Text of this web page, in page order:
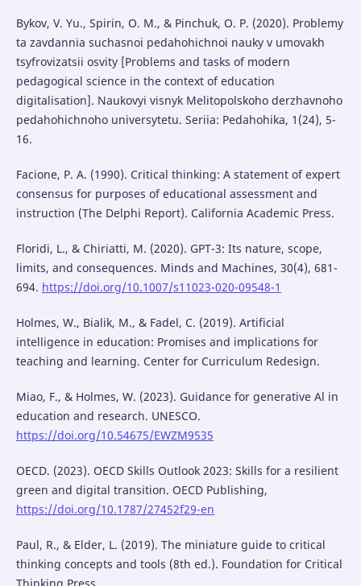
Bykov, V. Yu., Spirin, O. M., & Pinchuk, O. P. (2020). Problemy
ta zavdannia suchasnoi pedahohichnoi nauky v umovakh
tsyfrovizatsii osvity [Problems and tasks of modern
pedagogical science in the context of education
digitalisation]. Naukovyi visnyk Melitopolskoho derzhavnoho
pedahohichnoho universytetu. Seriia: Pedahohika, 1(24), 5-
16.
Facione, P. A. (1990). Critical thinking: A statement of expert
consensus for purposes of educational assessment and
instruction (The Delphi Report). California Academic Press.
Floridi, L., & Chiriatti, M. (2020). GPT-3: Its nature, scope,
limits, and consequences. Minds and Machines, 30(4), 681-
694. https://doi.org/10.1007/s11023-020-09548-1
Holmes, W., Bialik, M., & Fadel, C. (2019). Artificial
intelligence in education: Promises and implications for
teaching and learning. Center for Curriculum Redesign.
Miao, F., & Holmes, W. (2023). Guidance for generative Al in
education and research. UNESCO.
https://doi.org/10.54675/EWZM9535
OECD. (2023). OECD Skills Outlook 2023: Skills for a resilient
green and digital transition. OECD Publishing,
https://doi.org/10.1787/27452f29-en
Paul, R., & Elder, L. (2019). The miniature guide to critical
thinking concepts and tools (8th ed.). Foundation for Critical